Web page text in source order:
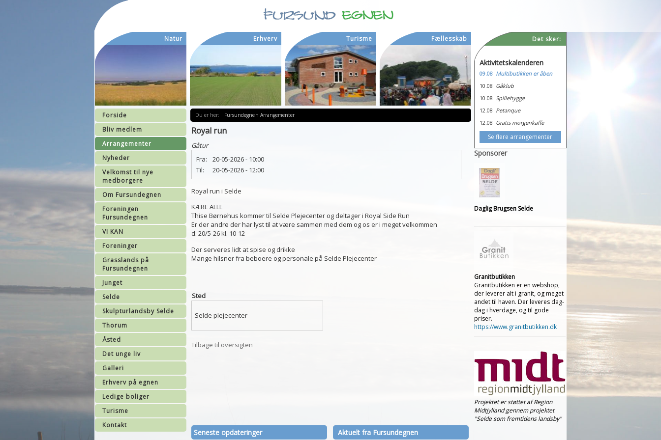
Royal run
Gåtur
Fra:
20-05-2026 - 10:00
Til:
20-05-2026 - 12:00
Royal run i Selde
KÆRE ALLE
Thise Børnehus kommer til Selde Plejecenter og deltager i Royal Side Run
Er der andre der har lyst til at være sammen med dem og os er i meget velkommen
d. 20/5-26 kl. 10-12
Der serveres lidt at spise og drikke
Mange hilsner fra beboere og personale på Selde Plejecenter
Sted
Selde plejecenter
Tilbage til oversigten
Forside
Bliv medlem
Arrangementer
Nyheder
Velkomst til nye
medborgere
Om Fursundegnen
Foreningen
Fursundegnen
VI KAN
Foreninger
Grasslands på
Fursundegnen
Junget
Selde
Skulpturlandsby Selde
Thorum
Åsted
Det unge liv
Galleri
Erhverv på egnen
Ledige boliger
Turisme
Kontakt
Du er her: Fursundegnen Arrangementer
Det sker:
Aktivitetskalenderen
09.08 Multibutikken er åben
10.08 Gåklub
10.08 Spillehygge
12.08 Petanque
12.08 Gratis morgenkaffe
Se flere arrangementer
Sponsorer
Daglig Brugsen Selde
Granitbutikken
Granitbutikken er en webshop,
der leverer alt i granit, og meget
andet til haven. Der leveres dag-
dag i hverdage, og til gode
priser.
https://www.granitbutikken.dk
Projektet er støttet af Region
Midtjylland gennem projektet
"Selde som fremtidens landsby"
Seneste opdateringer Aktuelt fra Fursundegnen
Natur Erhverv Turisme Fællesskab